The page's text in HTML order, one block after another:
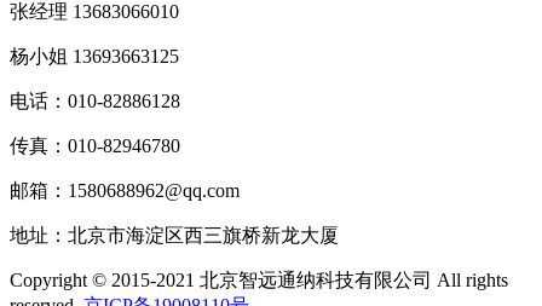
张经理 13683066010
杨小姐 13693663125
电话：010-82886128
传真：010-82946780
邮箱：1580688962@qq.com
地址：北京市海淀区西三旗桥新龙大厦
Copyright © 2015-2021 北京智远通纳科技有限公司 All rights